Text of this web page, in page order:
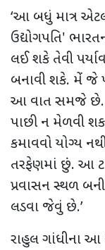
‘આ બધું માત્ર
ઉદ્યોગપતિ'
લઈ શકે તેવી
બનાવી શકે. મેં જે
આ વાત સમજે છે.
પાછી ન મેળવી
કમાવવો યોગ્ય
તરફેણમાં છું. આ
પ્રવાસન સ્થળ
લડવા જેવું છે.’
રાહુલ ગાંધીના આ